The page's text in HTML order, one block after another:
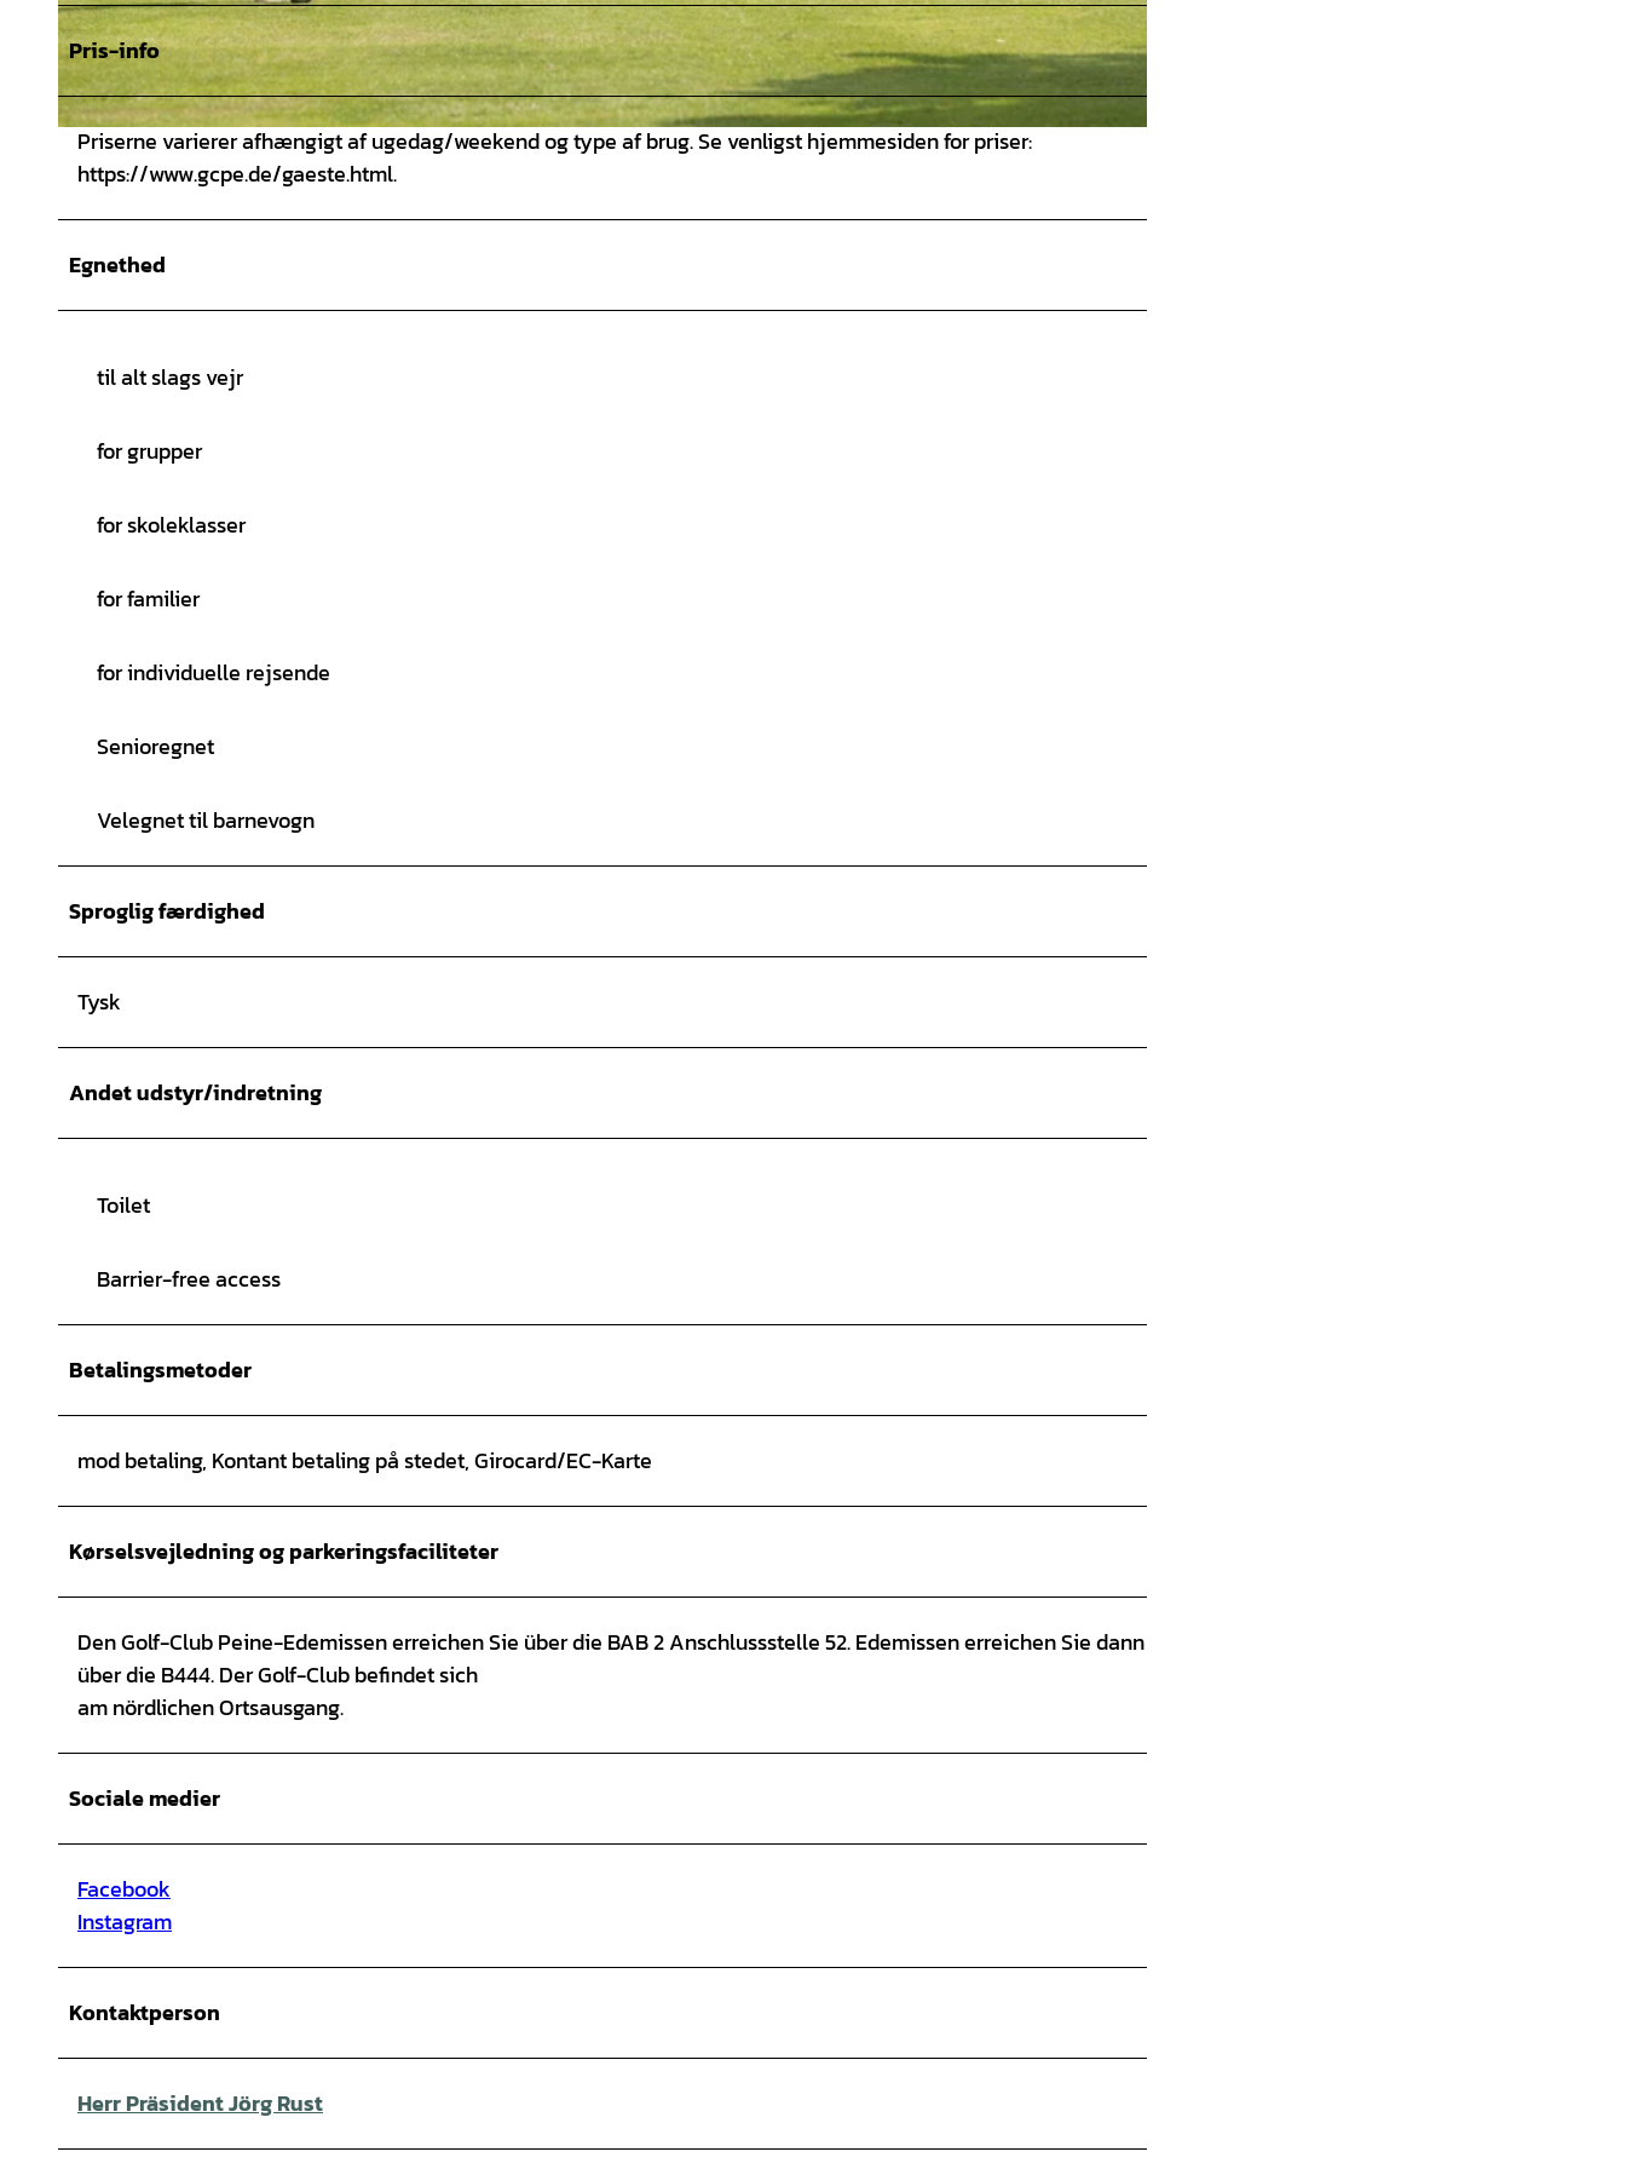
© www.fotodesign-bierwagen.de, CHRISTIAN BIERWAGEN | CC-BY
Pris-info
Priserne varierer afhængigt af ugedag/weekend og type af brug. Se venligst hjemmesiden for priser:
https://www.gcpe.de/gaeste.html.
Egnethed
til alt slags vejr
for grupper
for skoleklasser
for familier
for individuelle rejsende
Senioregnet
Velegnet til barnevogn
Sproglig færdighed
Tysk
Andet udstyr/indretning
Toilet
Barrier-free access
Betalingsmetoder
mod betaling, Kontant betaling på stedet, Girocard/EC-Karte
Kørselsvejledning og parkeringsfaciliteter
Den Golf-Club Peine-Edemissen erreichen Sie über die BAB 2 Anschlussstelle 52. Edemissen erreichen Sie dann
über die B444. Der Golf-Club befindet sich
am nördlichen Ortsausgang.
Sociale medier
Facebook
Instagram
Kontaktperson
Herr Präsident Jörg Rust